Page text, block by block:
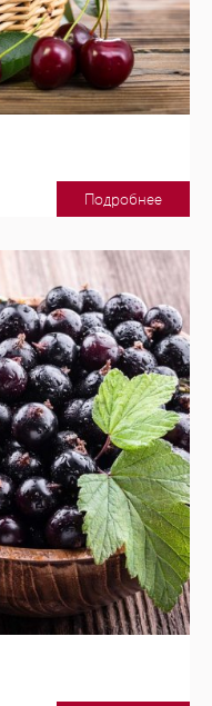
Подробнее